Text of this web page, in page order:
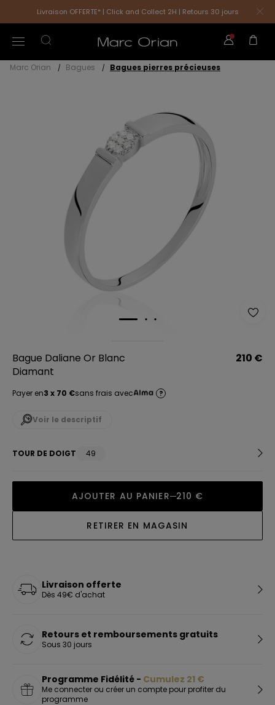
Livraison OFFERTE* | Click and Collect 2H | Retours 30 jours
Marc Orian Bagues Bagues pierres précieuses
Bague Daliane Or Blanc
Diamant
210 €
Payer en3 x 70 €sans frais avec ?
Voir le descriptif
TOUR DE DOIGT 49
AJOUTER AU PANIER 210 €
RETIRER EN MAGASIN
Livraison offerte
Dès 49€ d'achat
Retours et remboursements gratuits
Sous 30 jours
Programme Fidélité - Cumulez 21 €
Me connecter ou créer un compte pour profiter du
programme